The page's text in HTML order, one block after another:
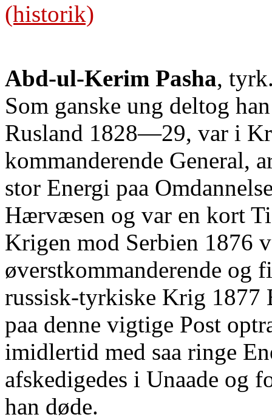
(historik)
Abd-ul-Kerim Pasha,
Som ganske ung deltog
Rusland 1828—29, var i
kommanderende General,
stor Energi paa
Hærvæsen og var en kort
Krigen mod Serbien 1876
øverstkommanderende og
russisk-tyrkiske Krig 1877
paa denne vigtige Post
imidlertid med saa ringe
afskedigedes i Unaade og
han døde.